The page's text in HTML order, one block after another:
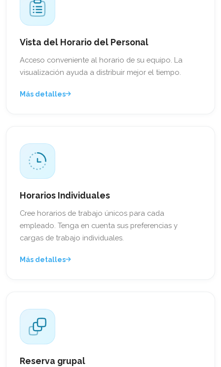
Vista del Horario del Personal
Acceso conveniente al horario de su equipo. La
visualización ayuda a distribuir mejor el tiempo.
Más detalles
Horarios Individuales
Cree horarios de trabajo únicos para cada
empleado. Tenga en cuenta sus preferencias y
cargas de trabajo individuales.
Más detalles
Reserva grupal